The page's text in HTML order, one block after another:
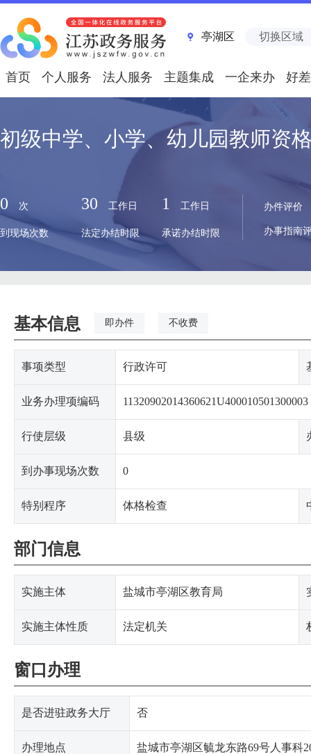
亭湖区 切换区域
首页 个人服务 法人服务 主题集成 一企来办 好
初级中学、小学、幼儿园教师资
0 次
到现场次数
30 工作日
法定办结时限
1 工作日
承诺办结时限
办件评价
办事指南
基本信息 即办件 不收费
事项类型 行政许可
业务办理项编码 11320902014360621U400010501300003
行使层级 县级
到办事现场次数 0
特别程序 体格检查
部门信息
实施主体 盐城市亭湖区教育局
实施主体性质 法定机关
窗口办理
是否进驻政务大厅 否
办理地点 盐城市亭湖区毓龙东路69号人事科